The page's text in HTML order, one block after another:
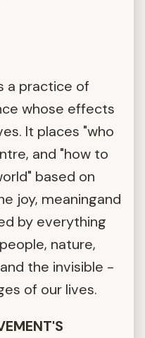
a practice of
whose effects
It places "who
and "how to
based on
joy, meaningand
by everything
nature,
the invisible -
of our lives.